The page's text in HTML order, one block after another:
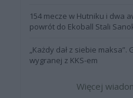
154 mecze w Hutniku i dwa
powrót do Ekoball Stali
„Każdy dał z siebie maksa”.
wygranej z KKS-em
Więcej